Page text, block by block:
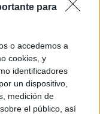
para
o accedemos a
cookies, y
identificadores
un dispositivo,
medición de
el público, así